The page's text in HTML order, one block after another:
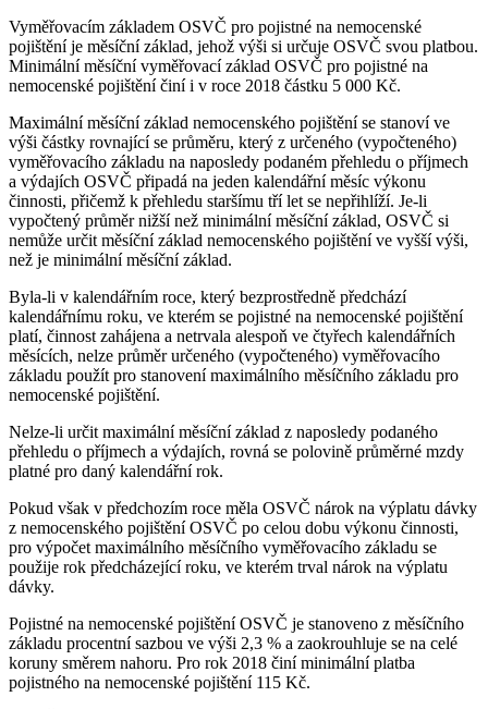
Vyměřovacím základem OSVČ pro pojistné na nemocenské
pojištění je měsíční základ, jehož výši si určuje OSVČ svou platbou.
Minimální měsíční vyměřovací základ OSVČ pro pojistné na
nemocenské pojištění činí i v roce 2018 částku 5 000 Kč.
Maximální měsíční základ nemocenského pojištění se stanoví ve
výši částky rovnající se průměru, který z určeného (vypočteného)
vyměřovacího základu na naposledy podaném přehledu o příjmech
a výdajích OSVČ připadá na jeden kalendářní měsíc výkonu
činnosti, přičemž k přehledu staršímu tří let se nepřihlíží. Je-li
vypočtený průměr nižší než minimální měsíční základ, OSVČ si
nemůže určit měsíční základ nemocenského pojištění ve vyšší výši,
než je minimální měsíční základ.
Byla-li v kalendářním roce, který bezprostředně předchází
kalendářnímu roku, ve kterém se pojistné na nemocenské pojištění
platí, činnost zahájena a netrvala alespoň ve čtyřech kalendářních
měsících, nelze průměr určeného (vypočteného) vyměřovacího
základu použít pro stanovení maximálního měsíčního základu pro
nemocenské pojištění.
Nelze-li určit maximální měsíční základ z naposledy podaného
přehledu o příjmech a výdajích, rovná se polovině průměrné mzdy
platné pro daný kalendářní rok.
Pokud však v předchozím roce měla OSVČ nárok na výplatu dávky
z nemocenského pojištění OSVČ po celou dobu výkonu činnosti,
pro výpočet maximálního měsíčního vyměřovacího základu se
použije rok předcházející roku, ve kterém trval nárok na výplatu
dávky.
Pojistné na nemocenské pojištění OSVČ je stanoveno z měsíčního
základu procentní sazbou ve výši 2,3 % a zaokrouhluje se na celé
koruny směrem nahoru. Pro rok 2018 činí minimální platba
pojistného na nemocenské pojištění 115 Kč.